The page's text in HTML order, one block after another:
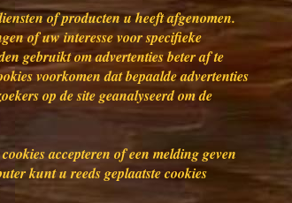
of producten u heeft afgenomen.
of uw interesse voor specifieke
gebruikt om advertenties beter af te
voorkomen dat bepaalde advertenties
op de site geanalyseerd om de
accepteren of een melding geven
kunt u reeds geplaatste cookies